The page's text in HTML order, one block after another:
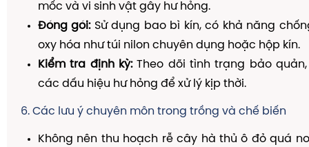
mốc và vi sinh vật gây hư hỏng.
Đóng gói:Sử dụng bao bì kín, có khả năng
oxy hóa như túi nilon chuyên dụng hoặc hộp kín.
Kiểm tra định kỳ:Theo dõi tình trạng bảo
các dấu hiệu hư hỏng để xử lý kịp thời.
6. Các lưu ý chuyên môn trong trồng và chế biến
Không nên thu hoạch rễ cây hà thủ ô đỏ quá